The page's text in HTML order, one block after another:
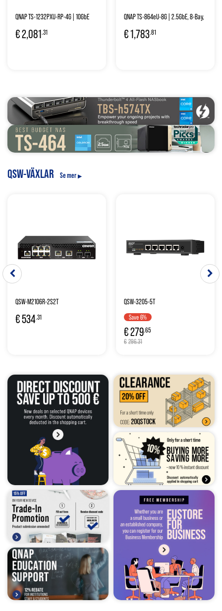
QNAP TS-1232PXU-RP-4G | 10GbE
PCIe Slot, Redundant Power, 3U
€2,081.31
QNAP TS-864eU-8G | 2.5GbE, 8-Bay,
short-depth Rackmount
€1,783.81
QSW-VÄXLAR Se mer
QSW-M2106R-2S2T
€534.31
QSW-3205-5T
6%
€279.65
€296.31